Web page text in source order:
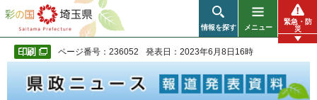
彩の国 埼玉県
情報を探す メニュー
緊急・防
災
ページ番号：236052 発表日：2023年6月8日16時